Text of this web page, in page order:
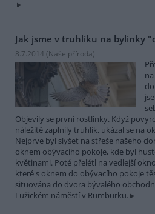
Jak jsme v truhlíku na bylinky
8.7.2014 (Naše příroda)
Objevily se první rostlinky. Když
náležitě zaplnily truhlík, ukázal se na
Nejprve byl slyšet na střeše našeho
oknem obývacího pokoje, kde byl
květinami. Poté přelétl na vedlejší
které s oknem do obývacího pokoje
situována do dvora bývalého
Lužickém náměstí v Rumburku.